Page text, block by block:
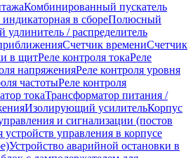
Комбинированный пускатель
в сбореПолюсный
/ распределитель
Счетчик времениСчетчик
в щитРеле контроля токаРеле
напряженияРеле контроля уровня
частотыРеле контроля
токаТрансформатор питания /
Изолирующий усилительКорпус
и сигнализации (постов
управления в корпусе
Устройство аварийной остановки в